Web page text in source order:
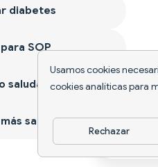
Usamos cookies
cookies analíticas para
Rechazar
diabetes
SOP
saludable
sano